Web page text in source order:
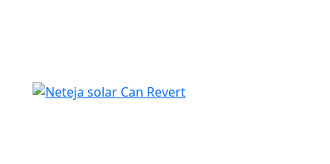
Neteja solar Can Revert